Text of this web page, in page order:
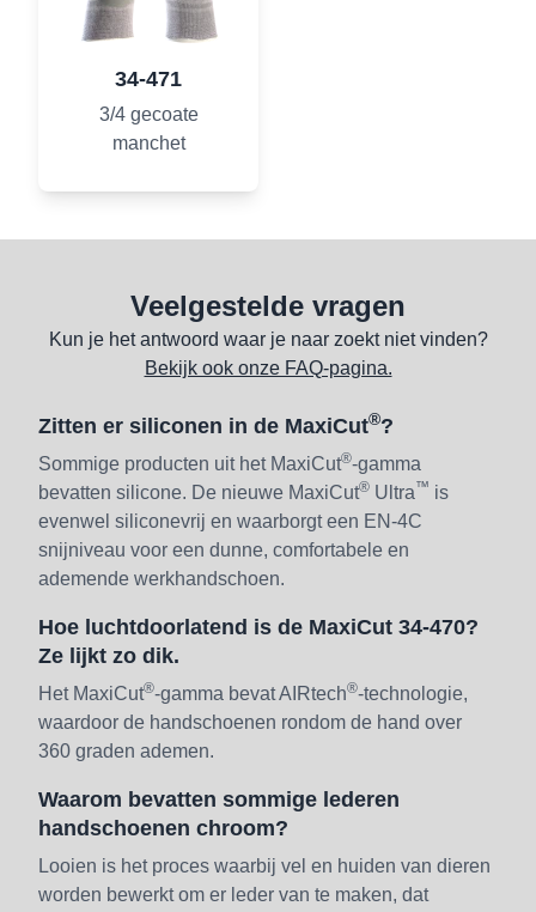
34-471
3/4 gecoate
manchet
Veelgestelde vragen
Kun je het antwoord waar je naar zoekt niet vinden?
Bekijk ook onze FAQ-pagina.
Zitten er siliconen in de MaxiCut®?
Sommige producten uit het MaxiCut®-gamma
bevatten silicone. De nieuwe MaxiCut® Ultra™ is
evenwel siliconevrij en waarborgt een EN-4C
snijniveau voor een dunne, comfortabele en
ademende werkhandschoen.
Hoe luchtdoorlatend is de MaxiCut 34-470?
Ze lijkt zo dik.
Het MaxiCut®-gamma bevat AIRtech®-technologie,
waardoor de handschoenen rondom de hand over
360 graden ademen.
Waarom bevatten sommige lederen
handschoenen chroom?
Looien is het proces waarbij vel en huiden van dieren
worden bewerkt om er leder van te maken, dat